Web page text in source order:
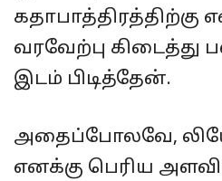
கதாபாத்திரத்திற்கு
வரவேற்பு கிடைத்து
இடம் பிடித்தேன்.
அதைப்போலவே,
எனக்கு பெரிய